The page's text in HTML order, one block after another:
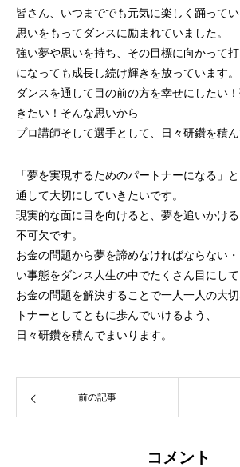
皆さん、いつまででも元気に楽しく踊って
思いをもってダンスに励まれていました。
強い夢や思いを持ち、その目標に向かって
になっても成長し続け輝きを放っています。
ダンスを通して目の前の方を幸せにしたい
きたい！そんな思いから
プロ講師そして選手として、日々研鑽を積ん
「夢を実現するためのパートナーになる」
通して大切にしていきたいです。
現実的な面に目を向けると、夢を追いかけ
不可欠です。
お金の問題から夢を諦めなければならない
い事態をダンス人生の中でたくさん目にして
お金の問題を解決することで一人一人の大
トナーとしてともに歩んでいけるよう、
日々研鑽を積んでまいります。
前の記事
コメント